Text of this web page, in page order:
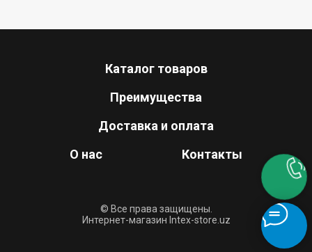
Каталог товаров
Преимущества
Доставка и оплата
О нас
Контакты
© Все права защищены.
Интернет-магазин Intex-store.uz